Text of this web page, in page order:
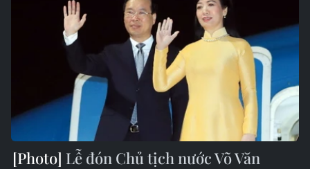
Lễ đón Chủ tịch nước Võ Văn